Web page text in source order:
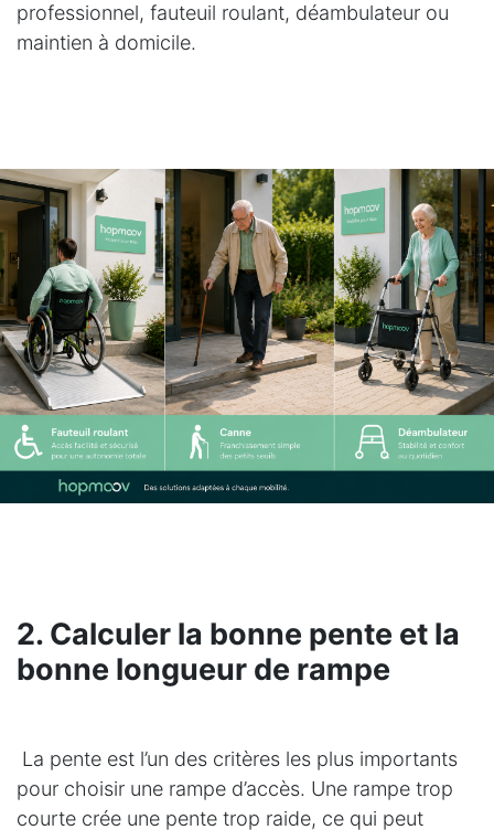
professionnel, fauteuil roulant, déambulateur ou
maintien à domicile.
2. Calculer la bonne pente et la
bonne longueur de rampe
La pente est l’un des critères les plus importants
pour choisir une rampe d’accès. Une rampe trop
courte crée une pente trop raide, ce qui peut